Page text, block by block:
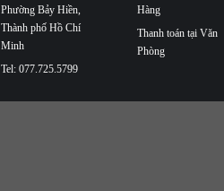
Phường Bảy Hiền,
Thành phố Hồ Chí
Minh
Tel: 077.725.5799
Hàng
Thanh toán tại Văn
Phòng